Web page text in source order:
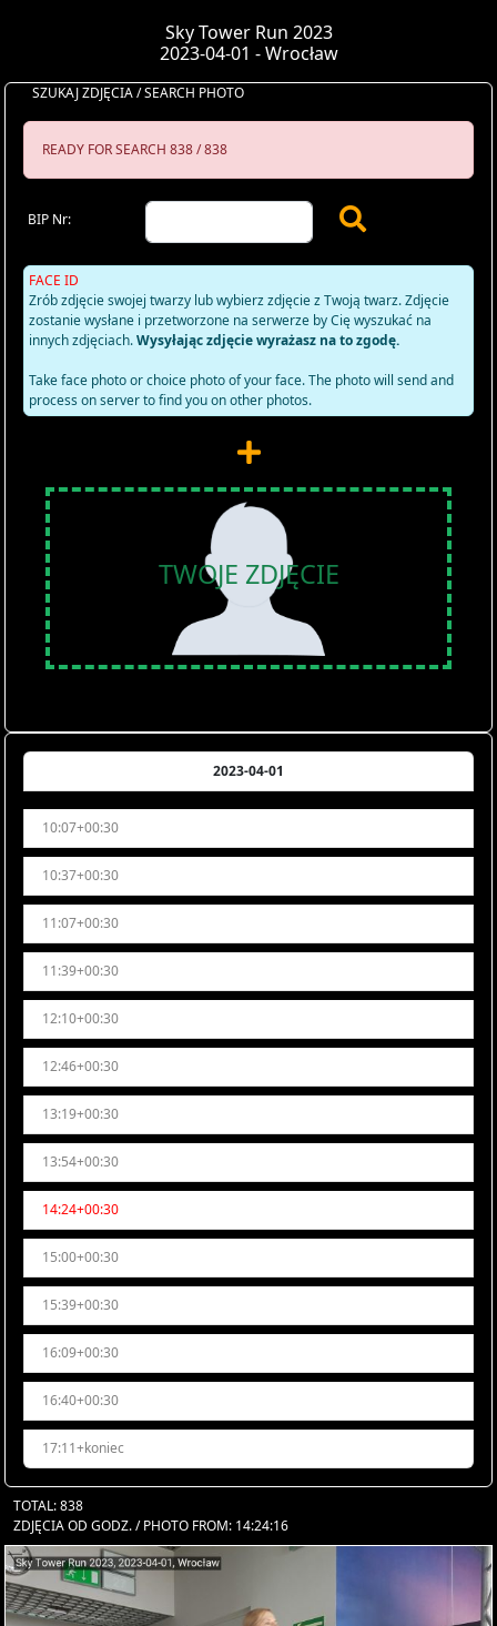
Sky Tower Run 2023
2023-04-01 - Wrocław
SZUKAJ ZDJĘCIA / SEARCH PHOTO
READY FOR SEARCH 838 / 838
BIP Nr:
FACE ID
Zrób zdjęcie swojej twarzy lub wybierz zdjęcie z Twoją twarz. Zdjęcie
zostanie wysłane i przetworzone na serwerze by Cię wyszukać na
innych zdjęciach.Wysyłając zdjęcie wyrażasz na to zgodę.
Take face photo or choice photo of your face. The photo will send and
process on server to find you on other photos.
TWOJE ZDJĘCIE
2023-04-01
10:07+00:30
10:37+00:30
11:07+00:30
11:39+00:30
12:10+00:30
12:46+00:30
13:19+00:30
13:54+00:30
14:24+00:30
15:00+00:30
15:39+00:30
16:09+00:30
16:40+00:30
17:11+koniec
TOTAL: 838
ZDJĘCIA OD GODZ. / PHOTO FROM: 14:24:16